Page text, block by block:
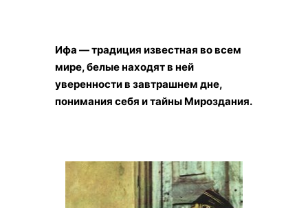
Ифа — традиция известная во всем
мире, белые находят в ней
уверенности в завтрашнем дне,
понимания себя и тайны Мироздания.